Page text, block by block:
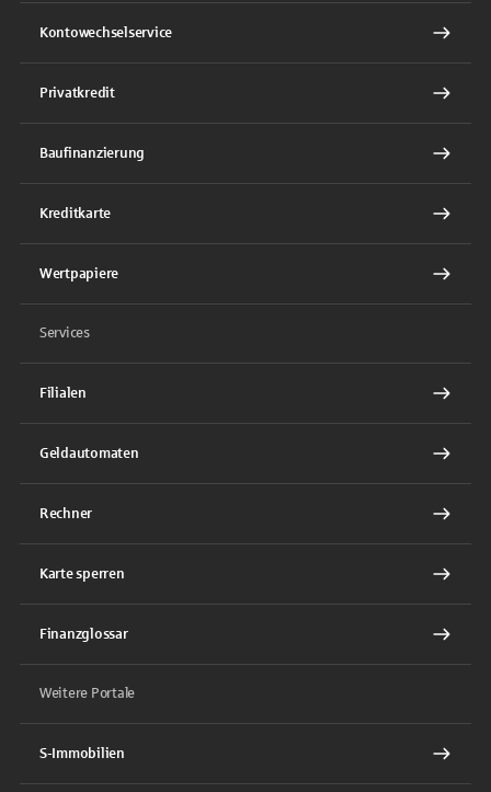
Kontowechselservice
Privatkredit
Baufinanzierung
Kreditkarte
Wertpapiere
Services
Filialen
Geldautomaten
Rechner
Karte sperren
Finanzglossar
Weitere Portale
S-Immobilien